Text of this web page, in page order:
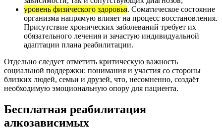
уровень физического здоровья. Соматическое состояние
организма напрямую влияет на процесс восстановления.
Присутствие хронических заболеваний требует их
обязательного лечения и зачастую индивидуальной
адаптации плана реабилитации.
Отдельно следует отметить критическую важность
социальной поддержки: понимания и участия со стороны
близких людей, семьи и друзей, что, несомненно, создаёт
необходимую эмоциональную опору для пациента.
Бесплатная реабилитация
алкозависимых